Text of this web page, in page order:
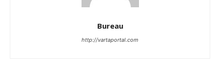
Bureau
http://vartaportal.com